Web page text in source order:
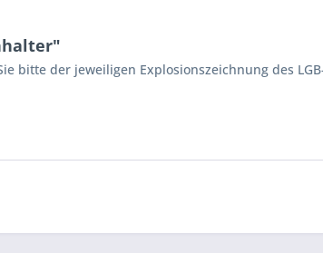
bitte der jeweiligen Explosionszeichnung des